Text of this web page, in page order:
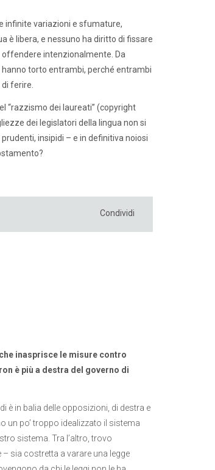
infinite variazioni e sfumature,
è libera, e nessuno ha diritto di fissare
offendere intenzionalmente. Da
hanno torto entrambi, perché entrambi
ferire.
“razzismo dei laureati” (copyright
dei legislatori della lingua non si
insipidi – e in definitiva noiosi
Condividi
inasprisce le misure contro
è più a destra del governo di
è in balia delle opposizioni, di destra e
un po’ troppo idealizzato il sistema
sistema. Tra l’altro, trovo
sia costretta a varare una legge